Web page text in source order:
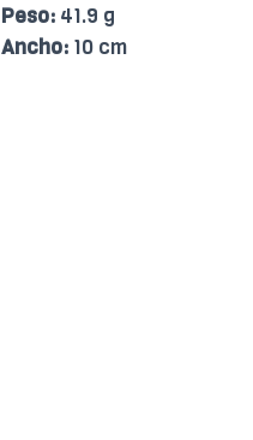
Peso: 41.9 g
Ancho: 10 cm